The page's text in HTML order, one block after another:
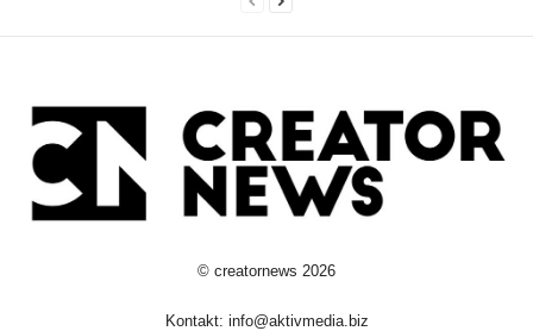
© creatornews 2026
Kontakt: info@aktivmedia.biz